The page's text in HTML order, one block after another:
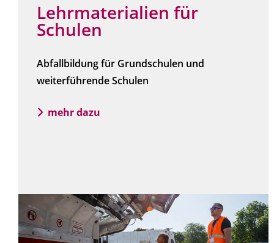
Lehrmaterialien für
Schulen
Abfallbildung für Grundschulen und
weiterführende Schulen
mehr dazu